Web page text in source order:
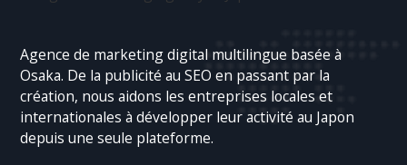
Agence de marketing digital multilingue basée à
Osaka. De la publicité au SEO en passant par la
création, nous aidons les entreprises locales et
internationales à développer leur activité au Japon
depuis une seule plateforme.